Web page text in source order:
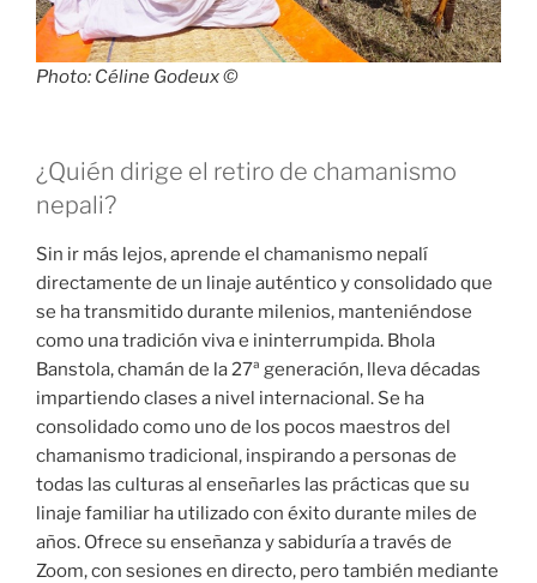
Photo: Céline Godeux ©
¿Quién dirige el retiro de chamanismo
nepali?
Sin ir más lejos, aprende el chamanismo nepalí
directamente de un linaje auténtico y consolidado que
se ha transmitido durante milenios, manteniéndose
como una tradición viva e ininterrumpida. Bhola
Banstola, chamán de la 27ª generación, lleva décadas
impartiendo clases a nivel internacional. Se ha
consolidado como uno de los pocos maestros del
chamanismo tradicional, inspirando a personas de
todas las culturas al enseñarles las prácticas que su
linaje familiar ha utilizado con éxito durante miles de
años. Ofrece su enseñanza y sabiduría a través de
Zoom, con sesiones en directo, pero también mediante